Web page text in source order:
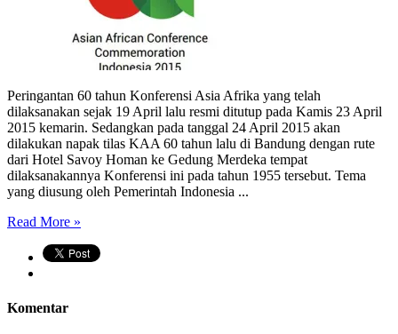
Peringantan 60 tahun Konferensi Asia Afrika yang telah
dilaksanakan sejak 19 April lalu resmi ditutup pada Kamis 23 April
2015 kemarin. Sedangkan pada tanggal 24 April 2015 akan
dilakukan napak tilas KAA 60 tahun lalu di Bandung dengan rute
dari Hotel Savoy Homan ke Gedung Merdeka tempat
dilaksanakannya Konferensi ini pada tahun 1955 tersebut. Tema
yang diusung oleh Pemerintah Indonesia ...
Read More »
Komentar